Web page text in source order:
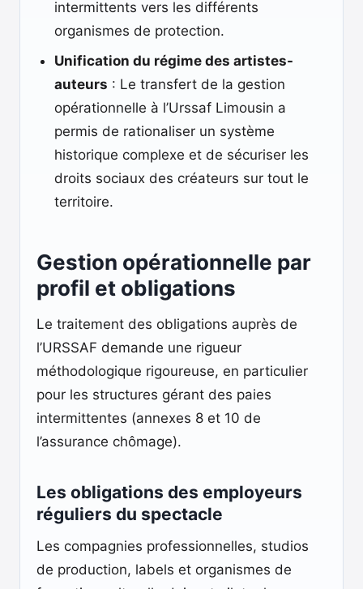
intermittents vers les différents
organismes de protection.
Unification du régime des artistes-
auteurs : Le transfert de la gestion
opérationnelle à l’Urssaf Limousin a
permis de rationaliser un système
historique complexe et de sécuriser les
droits sociaux des créateurs sur tout le
territoire.
Gestion opérationnelle par
profil et obligations
Le traitement des obligations auprès de
l’URSSAF demande une rigueur
méthodologique rigoureuse, en particulier
pour les structures gérant des paies
intermittentes (annexes 8 et 10 de
l’assurance chômage).
Les obligations des employeurs
réguliers du spectacle
Les compagnies professionnelles, studios
de production, labels et organismes de